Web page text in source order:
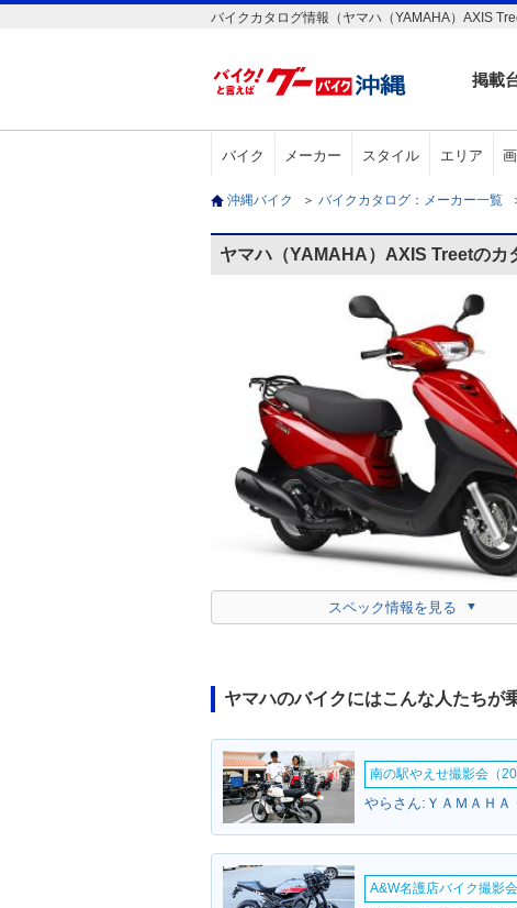
バイクカタログ情報（ヤマハ（YAMAHA）AXIS
掲載
バイク メーカー スタイル エリア
沖縄バイク ＞ バイクカタログ：メーカー一覧
ヤマハ（YAMAHA）AXIS Treetのカ
スペック情報を見る
ヤマハのバイクにはこんな人たちが
南の駅やえせ撮影会（
やらさん:ＹＡＭＡＨＡ
A&W名護店バイク撮影